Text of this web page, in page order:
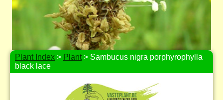
Plant Index > Plant> Sambucus nigra porphyrophylla
black lace